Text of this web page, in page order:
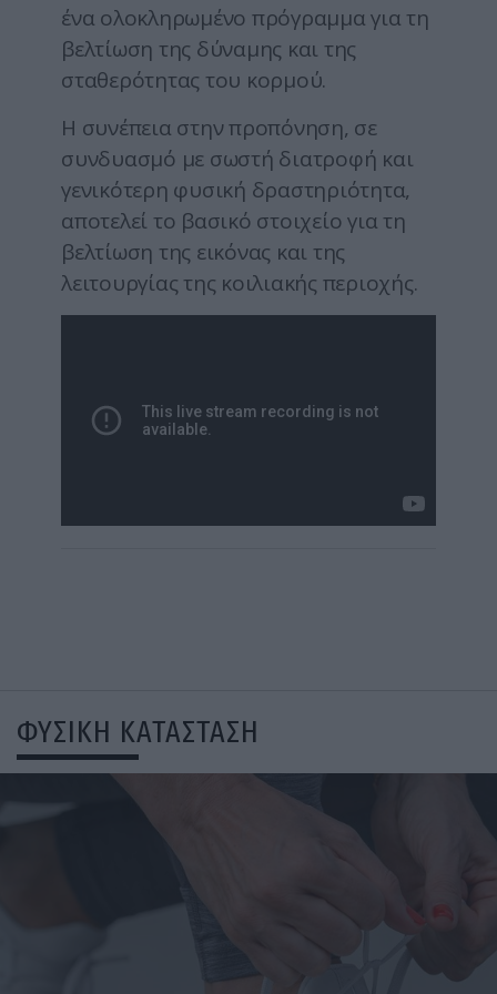
ένα ολοκληρωμένο πρόγραμμα για τη
βελτίωση της δύναμης και της
σταθερότητας του κορμού.
Η συνέπεια στην προπόνηση, σε
συνδυασμό με σωστή διατροφή και
γενικότερη φυσική δραστηριότητα,
αποτελεί το βασικό στοιχείο για τη
βελτίωση της εικόνας και της
λειτουργίας της κοιλιακής περιοχής.
ΦΥΣΙΚΗ ΚΑΤΑΣΤΑΣΗ